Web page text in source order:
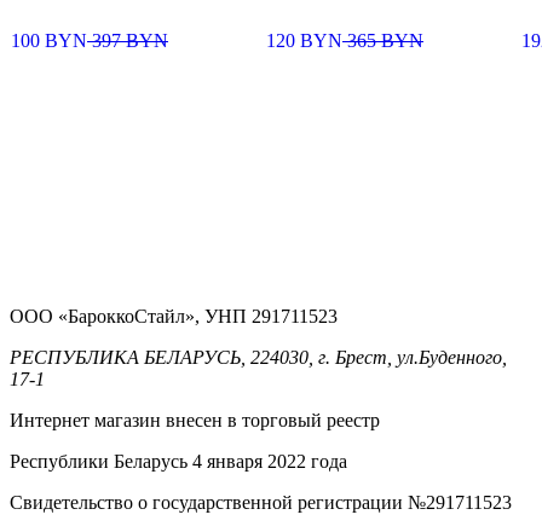
100 BYN397BYN 120 BYN365BYN
ООО «БароккоСтайл», УНП 291711523
РЕСПУБЛИКА БЕЛАРУСЬ, 224030, г. Брест, ул.Буденного,
17-1
Интернет магазин внесен в торговый реестр
Республики Беларусь 4 января 2022 года
Свидетельство о государственной регистрации №291711523